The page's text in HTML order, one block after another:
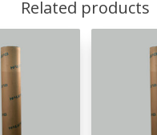
Related products